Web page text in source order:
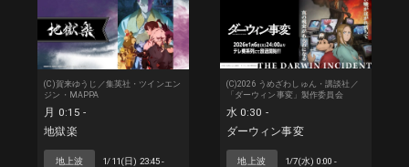
(C)賀来ゆうじ／集英社・ツインエン
ジン・MAPPA
月 0:15 -
地獄楽
地上波 1/11(日) 23:45 -
(C)2026 うめざわしゅん・講談社／
「ダーウィン事変」製作委員会
水 0:30 -
ダーウィン事変
地上波 1/7(水) 0:00 -